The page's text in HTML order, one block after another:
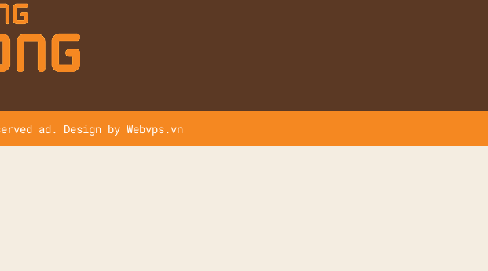
ad. Design by Webvps.vn